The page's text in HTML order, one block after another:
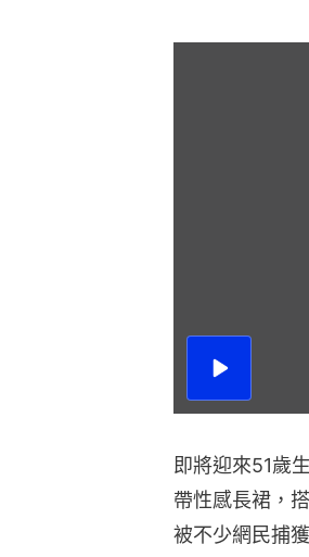
播
即將迎來51歲
帶性感長裙，
被不少網民捕